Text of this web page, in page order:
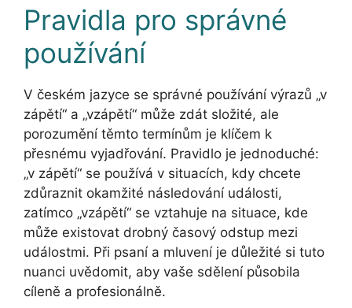
Pravidla pro správné
používání
V českém jazyce se správné používání výrazů „v
zápětí“ a „vzápětí“ může zdát složité, ale
porozumění těmto termínům je klíčem k
přesnému vyjadřování. Pravidlo je jednoduché:
„v zápětí“ se používá v situacích, kdy chcete
zdůraznit okamžité následování události,
zatímco „vzápětí“ se vztahuje na situace, kde
může existovat drobný časový odstup mezi
událostmi. Při psaní a mluvení je důležité si tuto
nuanci uvědomit, aby vaše sdělení působila
cíleně a profesionálně.